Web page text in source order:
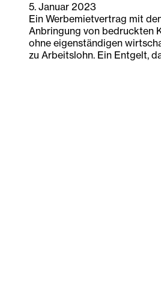
5. Januar 2023
Ein Werbemietvertrag mit
Anbringung von bedruckten
ohne eigenständigen
zu Arbeitslohn. Ein Entgelt,